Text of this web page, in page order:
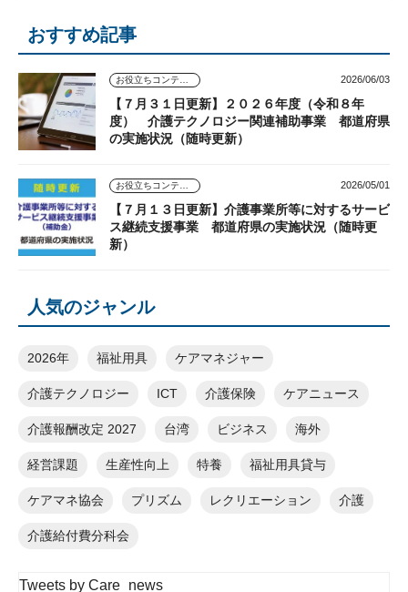
おすすめ記事
お役立ちコンテンツ 2026/06/03
【７月３１日更新】２０２６年度（令和８年
度） 介護テクノロジー関連補助事業 都道府県
の実施状況（随時更新）
お役立ちコンテンツ 2026/05/01
【７月１３日更新】介護事業所等に対するサービ
ス継続支援事業 都道府県の実施状況（随時更
新）
人気のジャンル
2026年 福祉用具 ケアマネジャー
介護テクノロジー ICT 介護保険 ケアニュース
介護報酬改定 2027 台湾 ビジネス 海外
経営課題 生産性向上 特養 福祉用具貸与
ケアマネ協会 プリズム レクリエーション 介護
介護給付費分科会
Tweets by Care_news